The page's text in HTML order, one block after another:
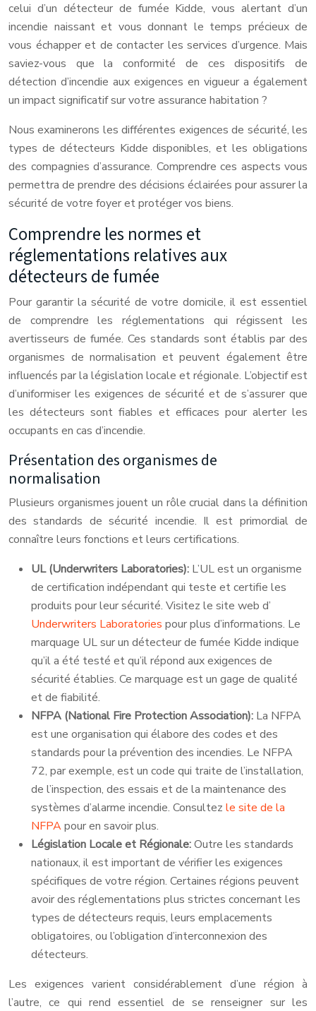
celui d’un détecteur de fumée Kidde, vous alertant d’un
incendie naissant et vous donnant le temps précieux de
vous échapper et de contacter les services d’urgence. Mais
saviez-vous que la conformité de ces dispositifs de
détection d’incendie aux exigences en vigueur a également
un impact significatif sur votre assurance habitation ?
Nous examinerons les différentes exigences de sécurité, les
types de détecteurs Kidde disponibles, et les obligations
des compagnies d’assurance. Comprendre ces aspects vous
permettra de prendre des décisions éclairées pour assurer la
sécurité de votre foyer et protéger vos biens.
Comprendre les normes et
réglementations relatives aux
détecteurs de fumée
Pour garantir la sécurité de votre domicile, il est essentiel
de comprendre les réglementations qui régissent les
avertisseurs de fumée. Ces standards sont établis par des
organismes de normalisation et peuvent également être
influencés par la législation locale et régionale. L’objectif est
d’uniformiser les exigences de sécurité et de s’assurer que
les détecteurs sont fiables et efficaces pour alerter les
occupants en cas d’incendie.
Présentation des organismes de
normalisation
Plusieurs organismes jouent un rôle crucial dans la définition
des standards de sécurité incendie. Il est primordial de
connaître leurs fonctions et leurs certifications.
UL (Underwriters Laboratories): L’UL est un organisme
de certification indépendant qui teste et certifie les
produits pour leur sécurité. Visitez le site web d’
Underwriters Laboratories pour plus d’informations. Le
marquage UL sur un détecteur de fumée Kidde indique
qu’il a été testé et qu’il répond aux exigences de
sécurité établies. Ce marquage est un gage de qualité
et de fiabilité.
NFPA (National Fire Protection Association): La NFPA
est une organisation qui élabore des codes et des
standards pour la prévention des incendies. Le NFPA
72, par exemple, est un code qui traite de l’installation,
de l’inspection, des essais et de la maintenance des
systèmes d’alarme incendie. Consultez le site de la
NFPApour en savoir plus.
Législation Locale et Régionale:Outre les standards
nationaux, il est important de vérifier les exigences
spécifiques de votre région. Certaines régions peuvent
avoir des réglementations plus strictes concernant les
types de détecteurs requis, leurs emplacements
obligatoires, ou l’obligation d’interconnexion des
détecteurs.
Les exigences varient considérablement d’une région à
l’autre, ce qui rend essentiel de se renseigner sur les